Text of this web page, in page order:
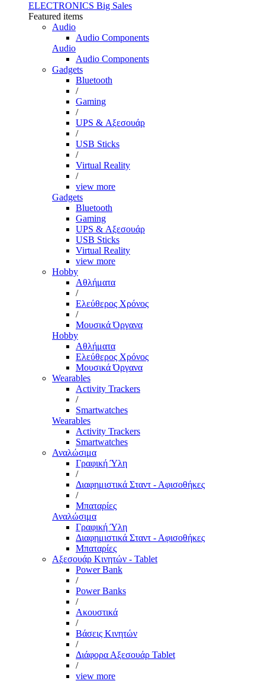
ELECTRONICS Big Sales
Featured items
Audio
Audio Components
Audio
Audio Components
Gadgets
Bluetooth
/
Gaming
/
UPS & Αξεσουάρ
/
USB Sticks
/
Virtual Reality
/
view more
Gadgets
Bluetooth
Gaming
UPS & Αξεσουάρ
USB Sticks
Virtual Reality
view more
Hobby
Αθλήματα
/
Ελεύθερος Χρόνος
/
Μουσικά Όργανα
Hobby
Αθλήματα
Ελεύθερος Χρόνος
Μουσικά Όργανα
Wearables
Activity Trackers
/
Smartwatches
Wearables
Activity Trackers
Smartwatches
Αναλώσιμα
Γραφική Ύλη
/
Διαφημιστικά Σταντ - Αφισοθήκες
/
Μπαταρίες
Αναλώσιμα
Γραφική Ύλη
Διαφημιστικά Σταντ - Αφισοθήκες
Μπαταρίες
Αξεσουάρ Κινητών - Tablet
Power Bank
/
Power Banks
/
Ακουστικά
/
Βάσεις Κινητών
/
Διάφορα Αξεσουάρ Tablet
/
view more